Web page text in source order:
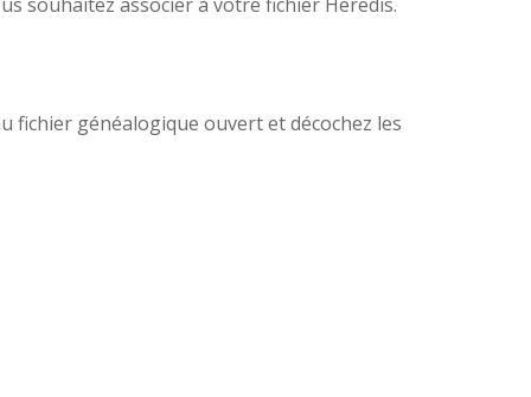
fichier généalogique ouvert et décochez les